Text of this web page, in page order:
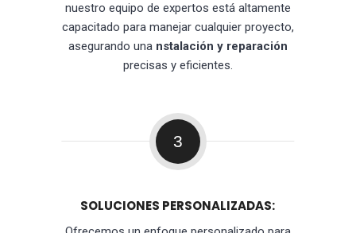
nuestro equipo de expertos está altamente
capacitado para manejar cualquier proyecto,
asegurando una nstalación y reparación
precisas y eficientes.
3
SOLUCIONES PERSONALIZADAS: